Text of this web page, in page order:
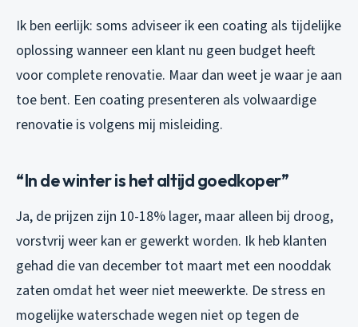
Ik ben eerlijk: soms adviseer ik een coating als tijdelijke
oplossing wanneer een klant nu geen budget heeft
voor complete renovatie. Maar dan weet je waar je aan
toe bent. Een coating presenteren als volwaardige
renovatie is volgens mij misleiding.
“In de winter is het altijd goedkoper”
Ja, de prijzen zijn 10-18% lager, maar alleen bij droog,
vorstvrij weer kan er gewerkt worden. Ik heb klanten
gehad die van december tot maart met een nooddak
zaten omdat het weer niet meewerkte. De stress en
mogelijke waterschade wegen niet op tegen de